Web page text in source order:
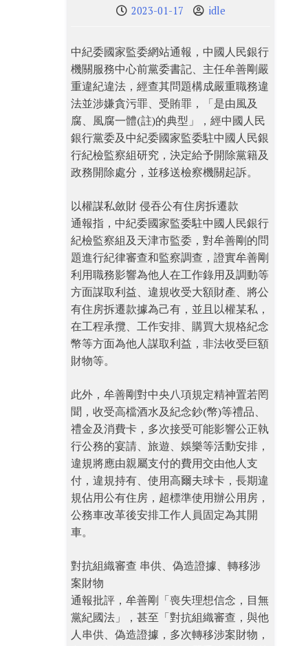
2023-01-17 idle
中紀委國家監委網站通報，中國人民銀行
機關服務中心前黨委書記、主任牟善剛嚴
重違紀違法，經查其問題構成嚴重職務違
法並涉嫌貪污罪、受賄罪，「是由風及
腐、風腐一體(註)的典型」，經中國人民
銀行黨委及中紀委國家監委駐中國人民銀
行紀檢監察組研究，決定給予開除黨籍及
政務開除處分，並移送檢察機關起訴。
以權謀私斂財 侵吞公有住房拆遷款
通報指，中紀委國家監委駐中國人民銀行
紀檢監察組及天津市監委，對牟善剛的問
題進行紀律審查和監察調查，證實牟善剛
利用職務影響為他人在工作錄用及調動等
方面謀取利益、違規收受大額財產、將公
有住房拆遷款據為己有，並且以權某私，
在工程承攬、工作安排、購買大規格紀念
幣等方面為他人謀取利益，非法收受巨額
財物等。
此外，牟善剛對中央八項規定精神置若罔
聞，收受高檔酒水及紀念鈔(幣)等禮品、
禮金及消費卡，多次接受可能影響公正執
行公務的宴請、旅遊、娛樂等活動安排，
違規將應由親屬支付的費用交由他人支
付，違規持有、使用高爾夫球卡，長期違
規佔用公有住房，超標準使用辦公用房，
公務車改革後安排工作人員固定為其開
車。
對抗組織審查 串供、偽造證據、轉移涉
案財物
通報批評，牟善剛「喪失理想信念，目無
黨紀國法」，甚至「對抗組織審查，與他
人串供、偽造證據，多次轉移涉案財物，